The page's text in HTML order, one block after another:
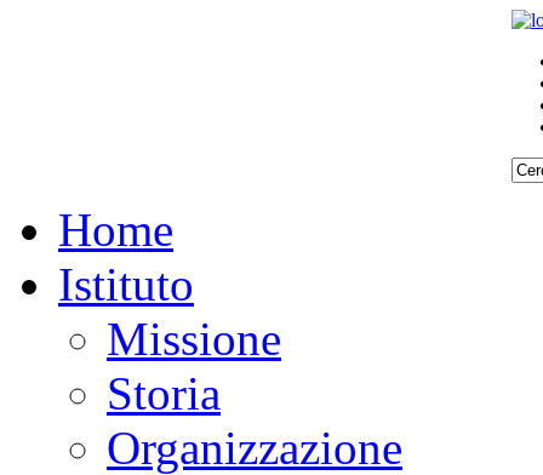
Home
Istituto
Missione
Storia
Organizzazione